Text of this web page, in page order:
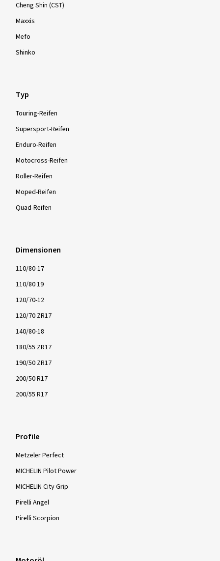
Cheng Shin (CST)
Maxxis
Mefo
Shinko
Typ
Touring-Reifen
Supersport-Reifen
Enduro-Reifen
Motocross-Reifen
Roller-Reifen
Moped-Reifen
Quad-Reifen
Dimensionen
110/80-17
110/80 19
120/70-12
120/70 ZR17
140/80-18
180/55 ZR17
190/50 ZR17
200/50 R17
200/55 R17
Profile
Metzeler Perfect
MICHELIN Pilot Power
MICHELIN City Grip
Pirelli Angel
Pirelli Scorpion